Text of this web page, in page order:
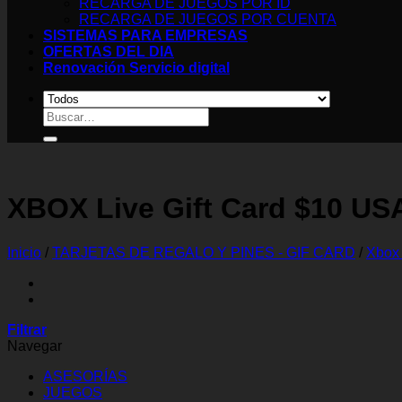
RECARGA DE JUEGOS POR ID
RECARGA DE JUEGOS POR CUENTA
SISTEMAS PARA EMPRESAS
OFERTAS DEL DIA
Renovación Servicio digital
Buscar
por:
XBOX Live Gift Card $10
Inicio / TARJETAS DE REGALO Y PINES - GIF CARD /
Filtrar
Navegar
ASESORÍAS
JUEGOS